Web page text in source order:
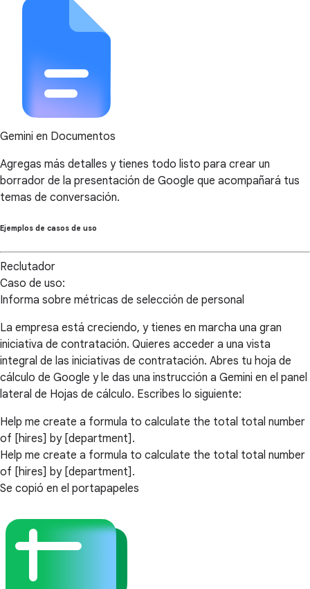
Gemini en Documentos
Agregas más detalles y tienes todo listo para crear un
borrador de la presentación de Google que acompañará tus
temas de conversación.
Ejemplos de casos de uso
Reclutador
Caso de uso:
Informa sobre métricas de selección de personal
La empresa está creciendo, y tienes en marcha una gran
iniciativa de contratación. Quieres acceder a una vista
integral de las iniciativas de contratación. Abres tu hoja de
cálculo de Google y le das una instrucción a Gemini en el panel
lateral de Hojas de cálculo. Escribes lo siguiente:
Help me create a formula to calculate the total total number
of [hires] by [department].
Help me create a formula to calculate the total total number
of [hires] by [department].
Se copió en el portapapeles